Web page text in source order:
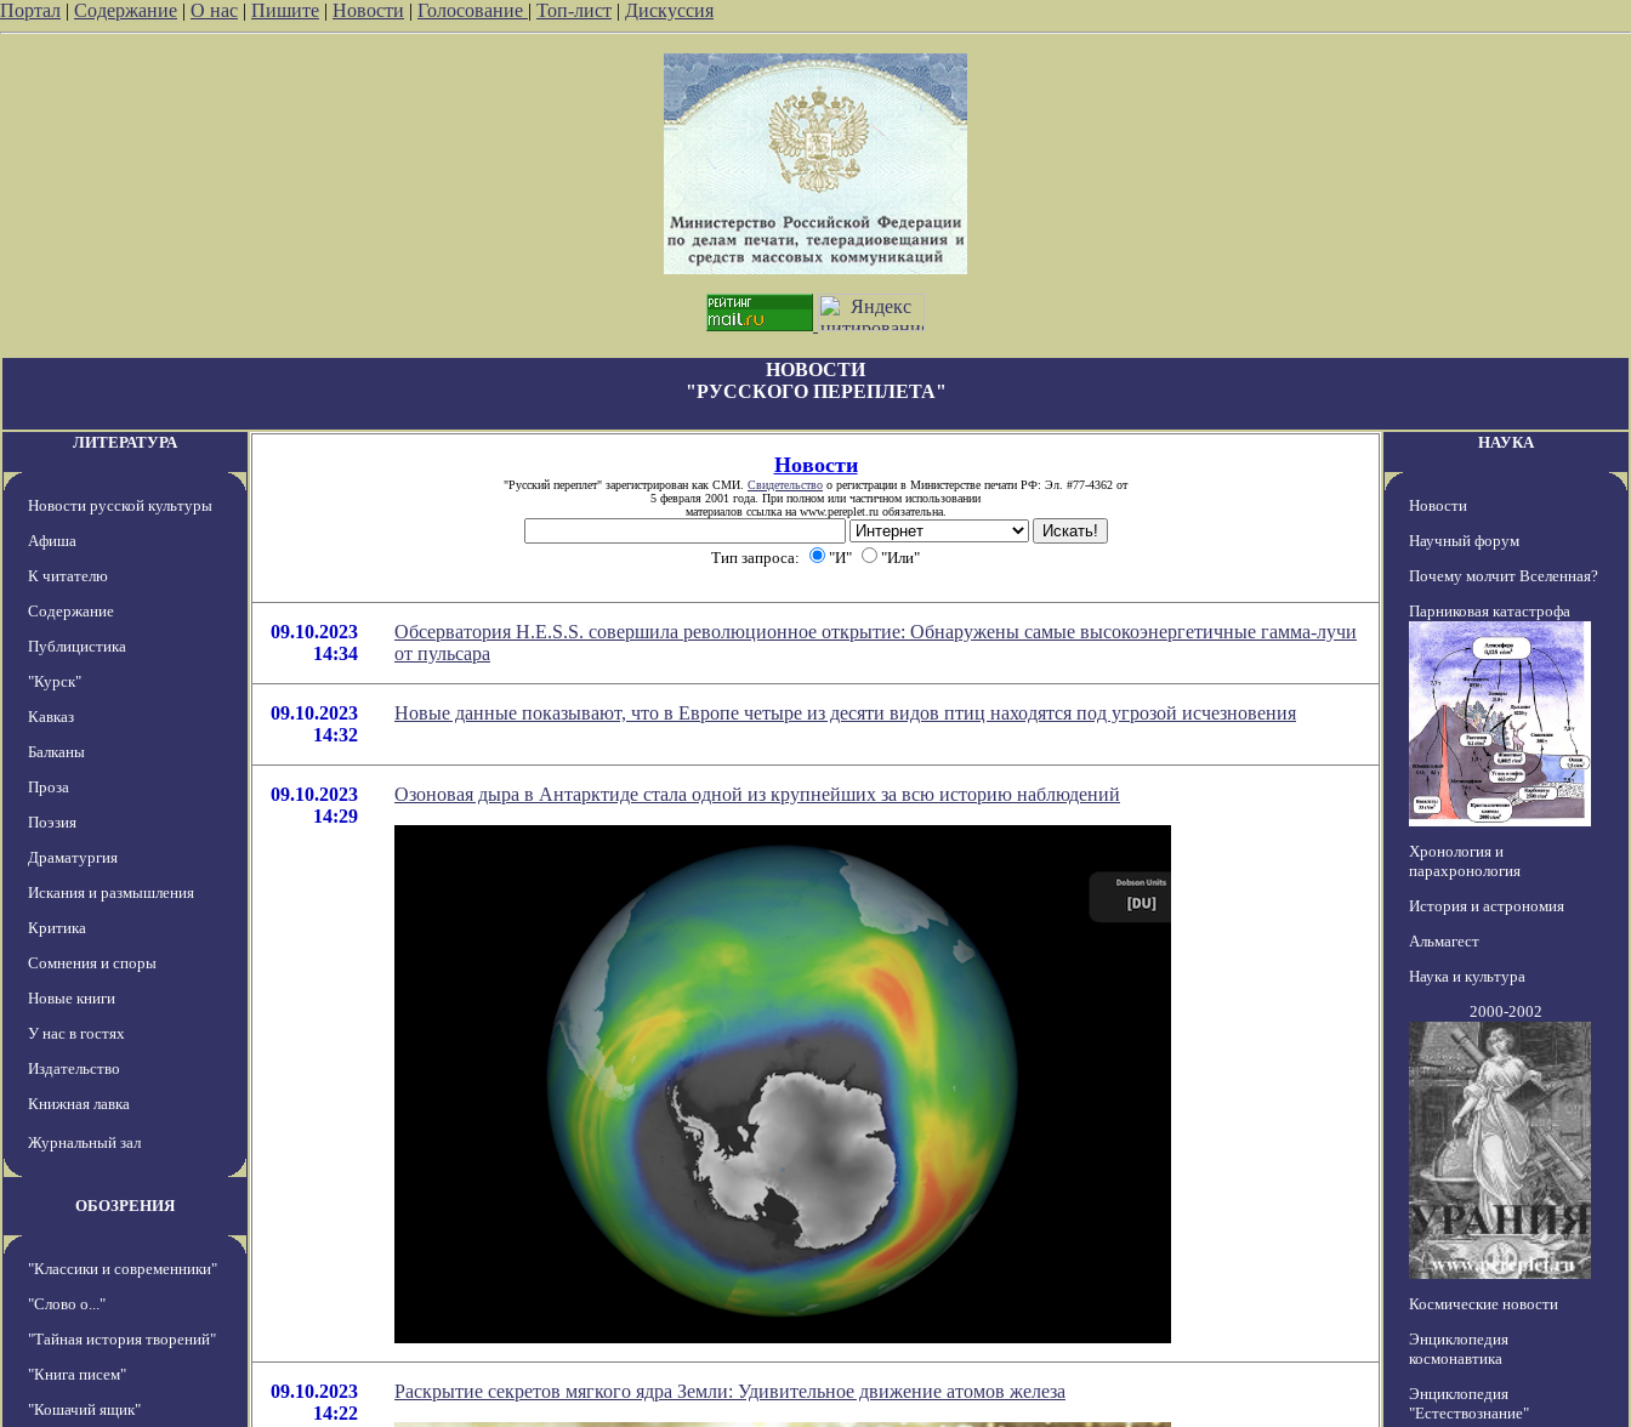
Портал | Содержание | О нас | Пишите | Новости | Голосование | Топ-лист | Дискуссия
НОВОСТИ
"РУССКОГО ПЕРЕПЛЕТА"
ЛИТЕРАТУРА
Новости русской культуры
Афиша
К читателю
Содержание
Публицистика
"Курск"
Кавказ
Балканы
Проза
Поэзия
Драматургия
Искания и размышления
Критика
Сомнения и споры
Новые книги
У нас в гостях
Издательство
Книжная лавка
Журнальный зал
ОБОЗРЕНИЯ
"Классики и современники"
"Слово о..."
"Тайная история творений"
"Книга писем"
"Кошачий ящик"
Новости
"Русский переплет" зарегистрирован как СМИ. Свидетельство о регистрации в Министерстве печати РФ: Эл. #77-4362 от
5 февраля 2001 года. При полном или частичном использовании
материалов ссылка на www.pereplet.ru обязательна.
Тип запроса: "И" "Или"
09.10.2023
14:34
Обсерватория H.E.S.S. совершила революционное открытие: Обнаружены самые высокоэнергетичные гамма-лучи
от пульсара
09.10.2023
14:32
Новые данные показывают, что в Европе четыре из десяти видов птиц находятся под угрозой исчезновения
09.10.2023
14:29
Озоновая дыра в Антарктиде стала одной из крупнейших за всю историю наблюдений
09.10.2023
14:22
Раскрытие секретов мягкого ядра Земли: Удивительное движение атомов железа
НАУКА
Новости
Научный форум
Почему молчит Вселенная?
Парниковая катастрофа
Хронология и
парахронология
История и астрономия
Альмагест
Наука и культура
2000-2002
Космические новости
Энциклопедия
космонавтика
Энциклопедия
"Естествознание"